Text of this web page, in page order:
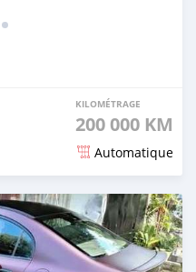
KILOMÉTRAGE
200 000 KM
Automatique